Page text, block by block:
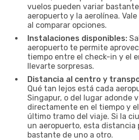
vuelos pueden variar
aeropuerto y la aerolínea.
al comparar opciones.
Instalaciones disponibles:
aeropuerto te permite
tiempo entre el check-in y el
llevarte sorpresas.
Distancia al centro y
Qué tan lejos está cada
Singapur, o del lugar adonde
directamente en el tiempo y
último tramo del viaje. Si la
un aeropuerto, esta distancia
bastante de uno a otro.